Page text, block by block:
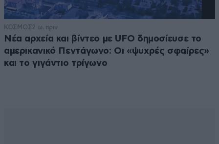
ΚΟΣΜΟΣ2 ω. πριν
Νέα αρχεία και βίντεο με UFO δημοσίευσε το
αμερικανικό Πεντάγωνο: Οι «ψυχρές σφαίρες»
και το γιγάντιο τρίγωνο